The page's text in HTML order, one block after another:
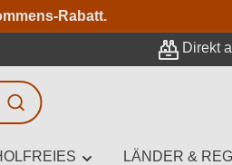
Rabatt.
Direkt
LÄNDER &
Erweiterte Suche